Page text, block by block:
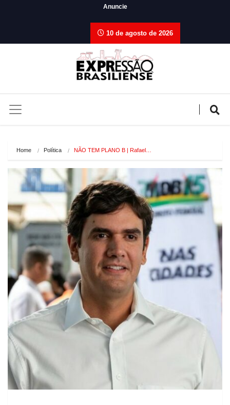
Anuncie
10 de agosto de 2026
Home Política NÃO TEM PLANO B | Rafael…